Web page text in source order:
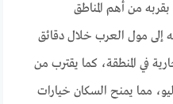
من أهم المناطق
مول العرب خلال دقائق
في المنطقة، كما يقترب من
الإنتاج الإعلامي ومحور 26 يوليو، مما يمنح السكان خيارات